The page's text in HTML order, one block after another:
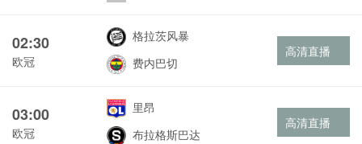
02:30
欧冠
格拉茨风暴
费内巴切
高清直播
03:00
欧冠
里昂
布拉格斯巴达
高清直播